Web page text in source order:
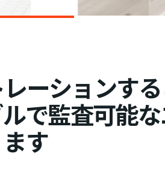
ーションす
で監査可能
ます